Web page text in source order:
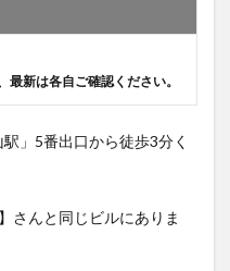
新は各自ご確認ください。
」5番出口から徒歩3分く
さんと同じビルにありま